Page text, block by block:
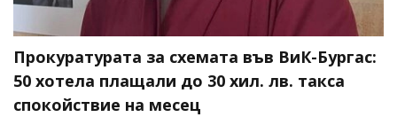
Прокуратурата за схемата във ВиК-Бургас:
50 хотела плащали до 30 хил. лв. такса
спокойствие на месец